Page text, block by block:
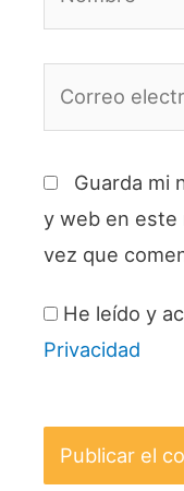
Guarda mi
y web en este
vez que
He leído y
Privacidad